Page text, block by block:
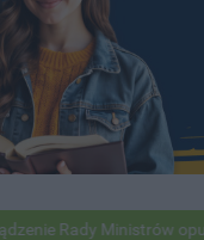
Rady Ministrów